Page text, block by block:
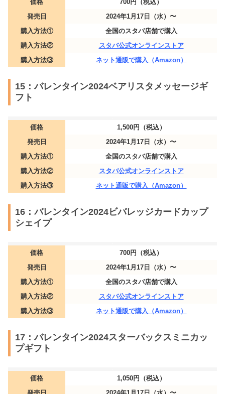
価格
700円（税込）
発売日
2024年1月17日（水）〜
購入方法①
全国のスタバ店舗で購入
購入方法②
スタバ公式オンラインストア
購入方法③
ネット通販で購入（Amazon）
15：バレンタイン2024ベアリスタメッセージギ
フト
価格
1,500円（税込）
発売日
2024年1月17日（水）〜
購入方法①
全国のスタバ店舗で購入
購入方法②
スタバ公式オンラインストア
購入方法③
ネット通販で購入（Amazon）
16：バレンタイン2024ビバレッジカードカップ
シェイプ
価格
700円（税込）
発売日
2024年1月17日（水）〜
購入方法①
全国のスタバ店舗で購入
購入方法②
スタバ公式オンラインストア
購入方法③
ネット通販で購入（Amazon）
17：バレンタイン2024スターバックスミニカッ
プギフト
価格
1,050円（税込）